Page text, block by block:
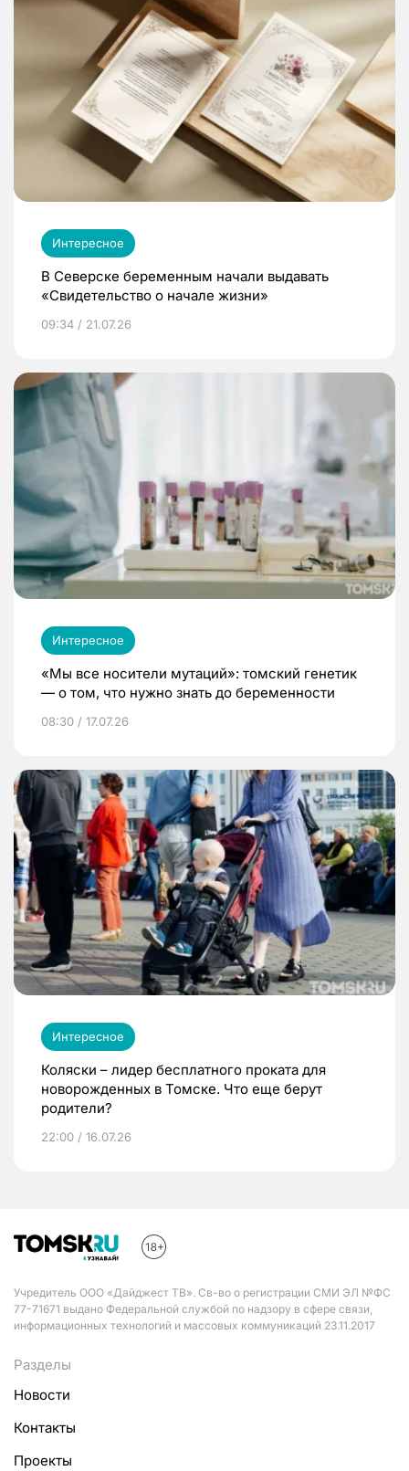
Интересное
В Северске беременным начали выдавать
«Свидетельство о начале жизни»
09:34 / 21.07.26
Интересное
«Мы все носители мутаций»: томский генетик
— о том, что нужно знать до беременности
08:30 / 17.07.26
Интересное
Коляски – лидер бесплатного проката для
новорожденных в Томске. Что еще берут
родители?
22:00 / 16.07.26
Учредитель ООО «Дайджест ТВ». Св-во о регистрации СМИ ЭЛ №ФС
77-71671 выдано Федеральной службой по надзору в сфере связи,
информационных технологий и массовых коммуникаций 23.11.2017
Разделы
Новости
Контакты
Проекты